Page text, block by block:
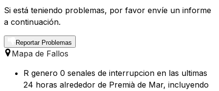
Si está teniendo problemas, por favor envíe un informe
a continuación.
Reportar Problemas
Mapa de Fallos
R genero 0 senales de interrupcion en las ultimas
24 horas alrededor de Premià de Mar, incluyendo